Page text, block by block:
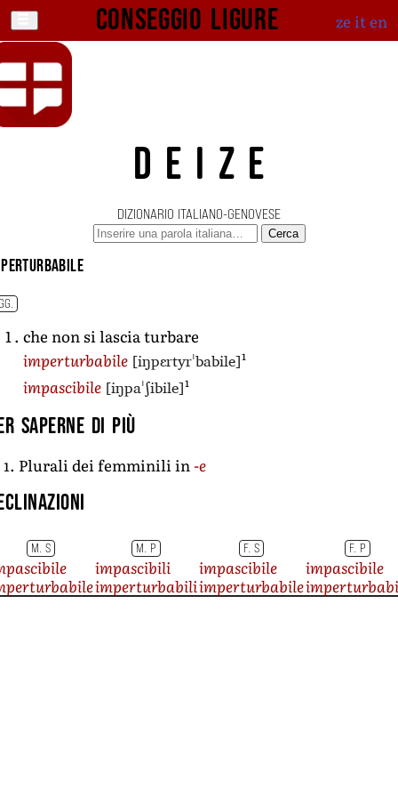
Conseggio ligure ze iten
DEIZE
DIZIONARIO ITALIANO-GENOVESE
Cerca
che non si lascia turbare
imperturbabile [iŋpɛrtyrˈbabile]1
impascibile [iŋpaˈʃibile]1
saperne di più
1. Plurali dei femminili in -e
M. S M. P F. S F. P
impascibili impascibile
impascibile
imperturbabiliimperturbabile